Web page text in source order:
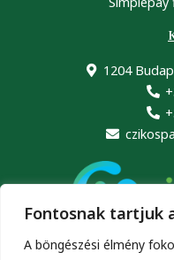
Fontosnak tartjuk
A böngészési élmény
1204